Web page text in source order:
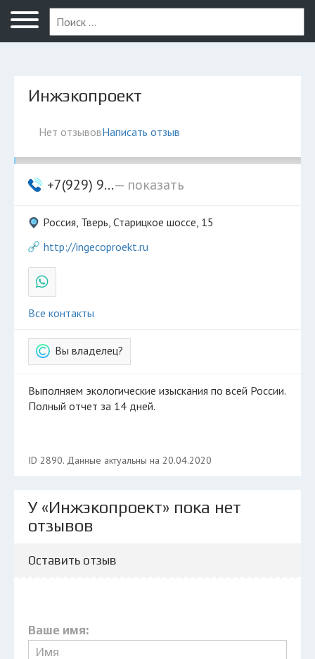
Тверь
Инжэкопроект
Нет отзывовНаписать отзыв
+7(929) 9...— показать
Россия, Тверь, Старицкое шоссе, 15
http://ingecoproekt.ru
Все контакты
Вы владелец?
Выполняем экологические изыскания по всей России.
Полный отчет за 14 дней.
ID 2890. Данные актуальны на 20.04.2020
У «Инжэкопроект» пока нет
отзывов
Оставить отзыв
Ваше имя: